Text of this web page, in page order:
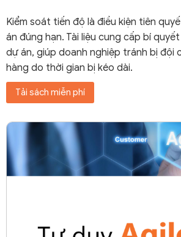
Kiểm soát tiến độ là điều kiện tiên
án đúng hạn. Tài liệu cung cấp bí
dự án, giúp doanh nghiệp tránh bị đội
hàng do thời gian bị kéo dài.
Tải sách miễn phí